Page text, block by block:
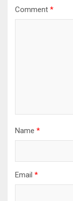
Comment *
Name *
Email *